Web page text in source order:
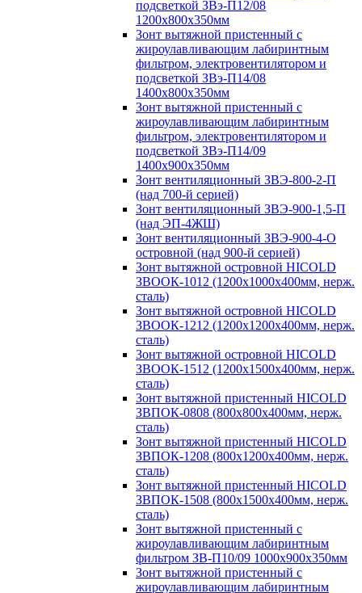
подсветкой ЗВэ-П12/08
1200х800х350мм
Зонт вытяжной пристенный с
жироулавливающим лабиринтным
фильтром, электровентилятором и
подсветкой ЗВэ-П14/08
1400х800х350мм
Зонт вытяжной пристенный с
жироулавливающим лабиринтным
фильтром, электровентилятором и
подсветкой ЗВэ-П14/09
1400х900х350мм
Зонт вентиляционный ЗВЭ-800-2-П
(над 700-й серией)
Зонт вентиляционный ЗВЭ-900-1,5-П
(над ЭП-4ЖШ)
Зонт вентиляционный ЗВЭ-900-4-О
островной (над 900-й серией)
Зонт вытяжной островной HICOLD
ЗВООК-1012 (1200х1000х400мм, нерж.
сталь)
Зонт вытяжной островной HICOLD
ЗВООК-1212 (1200x1200x400мм, нерж.
сталь)
Зонт вытяжной островной HICOLD
ЗВООК-1512 (1200х1500х400мм, нерж.
сталь)
Зонт вытяжной пристенный HICOLD
ЗВПОК-0808 (800х800х400мм, нерж.
сталь)
Зонт вытяжной пристенный HICOLD
ЗВПОК-1208 (800х1200х400мм, нерж.
сталь)
Зонт вытяжной пристенный HICOLD
ЗВПОК-1508 (800х1500х400мм, нерж.
сталь)
Зонт вытяжной пристенный с
жироулавливающим лабиринтным
фильтром ЗВ-П10/09 1000х900х350мм
Зонт вытяжной пристенный с
жироулавливающим лабиринтным